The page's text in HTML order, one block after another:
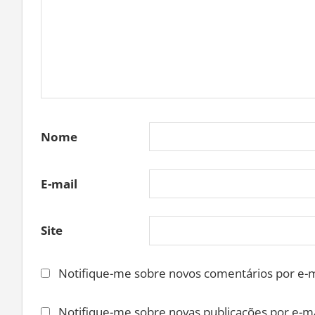
Nome
E-mail
Site
Notifique-me sobre novos comentários por e-